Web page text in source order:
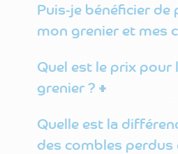
Puis-je bénéficier
mon grenier et mes
Quel est le prix pour
grenier ?
Quelle est la
des combles perdus